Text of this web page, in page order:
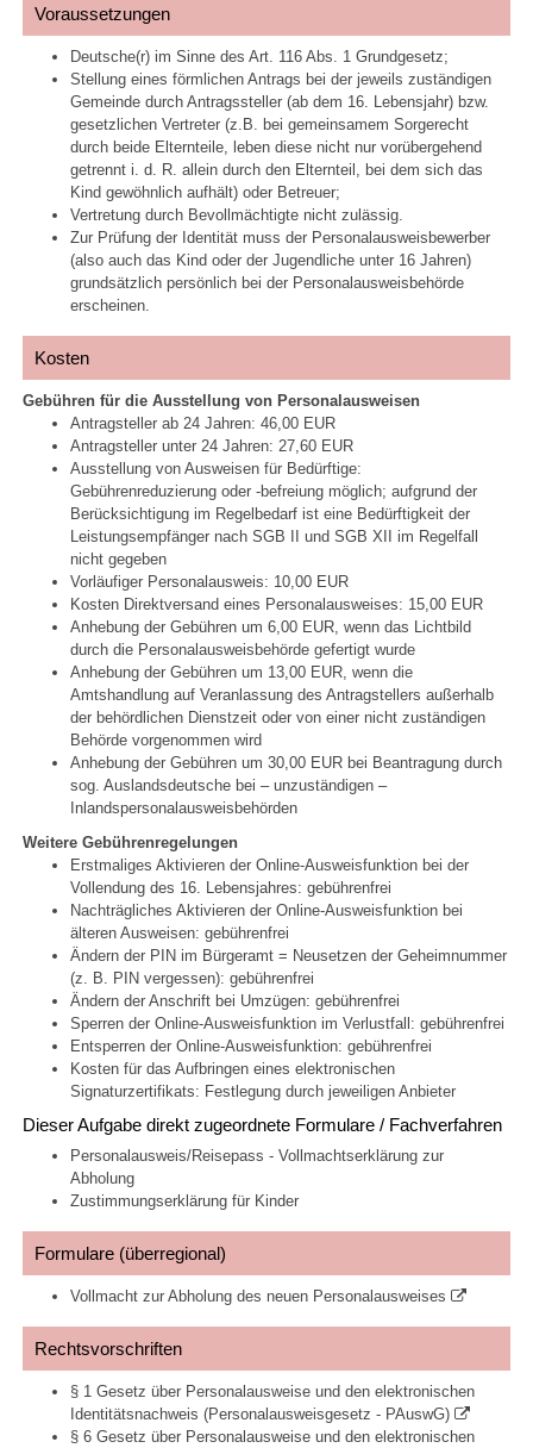
Voraussetzungen
Deutsche(r) im Sinne des Art. 116 Abs. 1 Grundgesetz;
Stellung eines förmlichen Antrags bei der jeweils zuständigen
Gemeinde durch Antragssteller (ab dem 16. Lebensjahr) bzw.
gesetzlichen Vertreter (z.B. bei gemeinsamem Sorgerecht
durch beide Elternteile, leben diese nicht nur vorübergehend
getrennt i. d. R. allein durch den Elternteil, bei dem sich das
Kind gewöhnlich aufhält) oder Betreuer;
Vertretung durch Bevollmächtigte nicht zulässig.
Zur Prüfung der Identität muss der Personalausweisbewerber
(also auch das Kind oder der Jugendliche unter 16 Jahren)
grundsätzlich persönlich bei der Personalausweisbehörde
erscheinen.
Kosten
Gebühren für die Ausstellung von Personalausweisen
Antragsteller ab 24 Jahren: 46,00 EUR
Antragsteller unter 24 Jahren: 27,60 EUR
Ausstellung von Ausweisen für Bedürftige:
Gebührenreduzierung oder -befreiung möglich; aufgrund der
Berücksichtigung im Regelbedarf ist eine Bedürftigkeit der
Leistungsempfänger nach SGB II und SGB XII im Regelfall
nicht gegeben
Vorläufiger Personalausweis: 10,00 EUR
Kosten Direktversand eines Personalausweises: 15,00 EUR
Anhebung der Gebühren um 6,00 EUR, wenn das Lichtbild
durch die Personalausweisbehörde gefertigt wurde
Anhebung der Gebühren um 13,00 EUR, wenn die
Amtshandlung auf Veranlassung des Antragstellers außerhalb
der behördlichen Dienstzeit oder von einer nicht zuständigen
Behörde vorgenommen wird
Anhebung der Gebühren um 30,00 EUR bei Beantragung durch
sog. Auslandsdeutsche bei – unzuständigen –
Inlandspersonalausweisbehörden
Weitere Gebührenregelungen
Erstmaliges Aktivieren der Online-Ausweisfunktion bei der
Vollendung des 16. Lebensjahres: gebührenfrei
Nachträgliches Aktivieren der Online-Ausweisfunktion bei
älteren Ausweisen: gebührenfrei
Ändern der PIN im Bürgeramt = Neusetzen der Geheimnummer
(z. B. PIN vergessen): gebührenfrei
Ändern der Anschrift bei Umzügen: gebührenfrei
Sperren der Online-Ausweisfunktion im Verlustfall: gebührenfrei
Entsperren der Online-Ausweisfunktion: gebührenfrei
Kosten für das Aufbringen eines elektronischen
Signaturzertifikats: Festlegung durch jeweiligen Anbieter
Dieser Aufgabe direkt zugeordnete Formulare / Fachverfahren
Personalausweis/Reisepass - Vollmachtserklärung zur
Abholung
Zustimmungserklärung für Kinder
Formulare (überregional)
Vollmacht zur Abholung des neuen Personalausweises
Rechtsvorschriften
§ 1 Gesetz über Personalausweise und den elektronischen
Identitätsnachweis (Personalausweisgesetz - PAuswG)
§ 6 Gesetz über Personalausweise und den elektronischen